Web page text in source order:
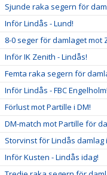
Sjunde raka segern för
Inför Lindås - Lund!
8-0 seger för damlaget mot
Inför IK Zenith - Lindås!
Femta raka segern för
Inför Lindås - FBC Engelholm!
Förlust mot Partille i DM!
DM-match mot Partille för
Storvinst för Lindås damlag
Inför Kusten - Lindås idag!